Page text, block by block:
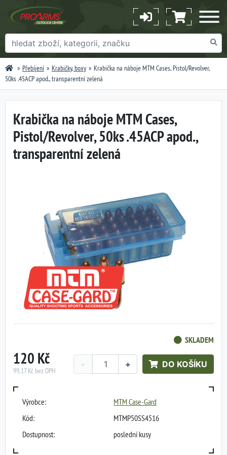
Přebíjení Krabičky, boxy
Krabička na náboje MTM Cases, Pistol/Revolver,
50ks .45ACP apod., transparentní zelená
Krabička na náboje MTM Cases,
Pistol/Revolver, 50ks .45ACP apod.,
transparentní zelená
SKLADEM
120 Kč
99,17 Kč bez DPH
+
- DO KOŠÍKU
Výrobce:
MTM Case-Gard
Kód:
MTMP50SS4516
Dostupnost:
poslední kusy